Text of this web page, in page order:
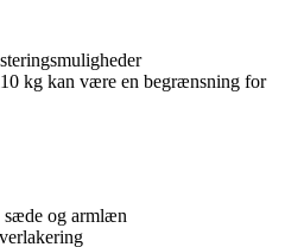
kg kan være en begrænsning for
sæde og armlæn